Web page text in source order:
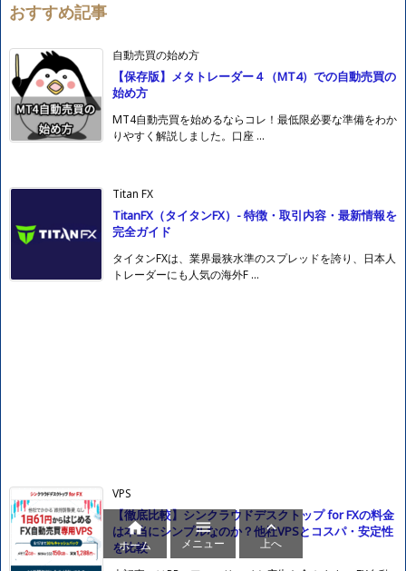
ー
おすすめ記事
自動売買の始め方
【保存版】メタトレーダー４（MT4）での自動売買の
始め方
MT4自動売買を始めるならコレ！最低限必要な準備をわか
りやすく解説しました。口座 ...
Titan FX
TitanFX（タイタンFX）- 特徴・取引内容・最新情報を
完全ガイド
タイタンFXは、業界最狭水準のスプレッドを誇り、日本人
トレーダーにも人気の海外F ...
VPS
【徹底比較】シンクラウドデスクトップ for FXの料金
は本当にシンプルなのか？他社VPSとコスパ・安定性
を比較

ホーム

メニュー

上へ